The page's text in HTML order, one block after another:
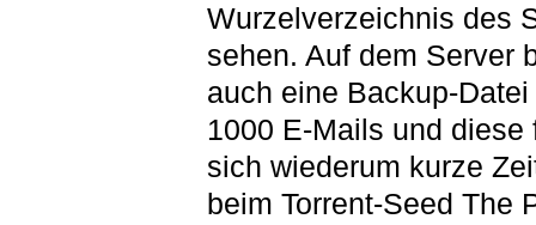
Wurzelverzeichnis des
sehen. Auf dem Server
auch eine Backup-
1000 E-Mails und diese
sich wiederum kurze
beim Torrent-Seed The